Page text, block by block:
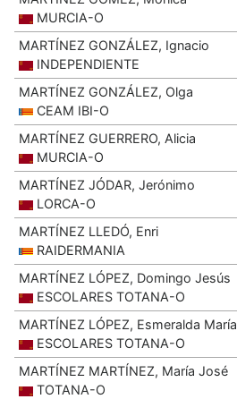
MURCIA-O
MARTÍNEZ GONZÁLEZ, Ignacio
INDEPENDIENTE
MARTÍNEZ GONZÁLEZ, Olga
CEAM IBI-O
MARTÍNEZ GUERRERO, Alicia
MURCIA-O
MARTÍNEZ JÓDAR, Jerónimo
LORCA-O
MARTÍNEZ LLEDÓ, Enri
RAIDERMANIA
MARTÍNEZ LÓPEZ, Domingo Jesús
ESCOLARES TOTANA-O
MARTÍNEZ LÓPEZ, Esmeralda María
ESCOLARES TOTANA-O
MARTÍNEZ MARTÍNEZ, María José
TOTANA-O